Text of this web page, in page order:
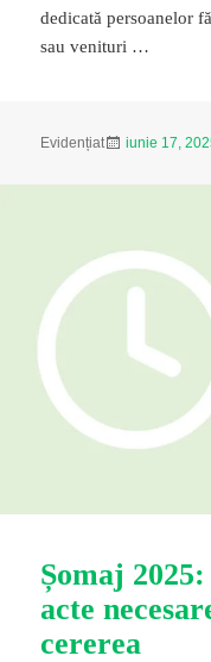
dedicată persoanelor
sau venituri …
Evidențiat Publicat
pe
iunie 17,
Șomaj
acte
cererea